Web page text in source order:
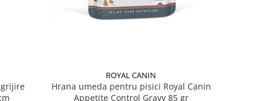
cm
ROYAL CANIN
Hrana umeda pentru pisici Royal Canin
Appetite Control Gravy 85 gr